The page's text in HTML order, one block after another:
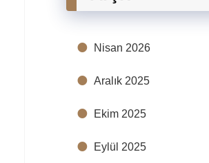
Nisan 2026
Aralık 2025
Ekim 2025
Eylül 2025